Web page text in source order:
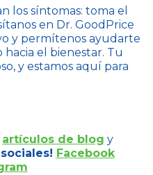
los síntomas: toma el
en Dr. GoodPrice
y permítenos ayudarte
el bienestar. Tu
y estamos aquí para
artículos de blog y
Facebook